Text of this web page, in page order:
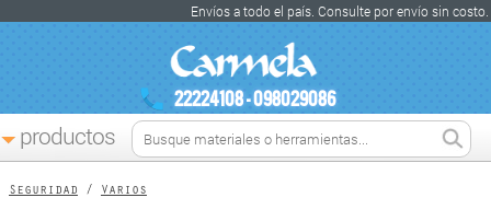
Envíos a todo el país. Consulte por envío sin costo.
22224108 - 098029086
productos
Seguridad / Varios